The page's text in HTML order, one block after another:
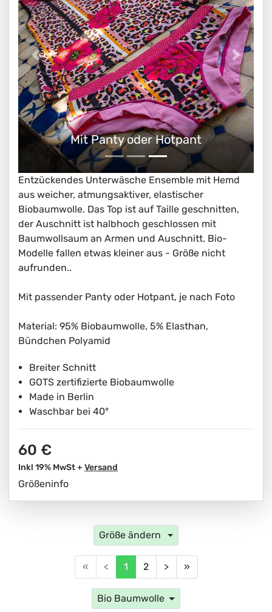
Bio Unterwäsche Sets mit Top
Entzückendes Unterwäsche Ensemble mit Hemd
aus weicher, atmungsaktiver, elastischer
Biobaumwolle. Das Top ist auf Taille geschnitten,
der Auschnitt ist halbhoch geschlossen mit
Baumwollsaum an Armen und Auschnitt. Bio-
Modelle fallen etwas kleiner aus - Größe nicht
aufrunden..
Mit passender Panty oder Hotpant, je nach Foto
Material: 95% Biobaumwolle, 5% Elasthan,
Bündchen Polyamid
Breiter Schnitt
GOTS zertifizierte Biobaumwolle
Made in Berlin
Waschbar bei 40°
60 €
Inkl 19% MwSt + Versand
Größeninfo
Größe ändern
« < 1 2 > »
Bio Baumwolle